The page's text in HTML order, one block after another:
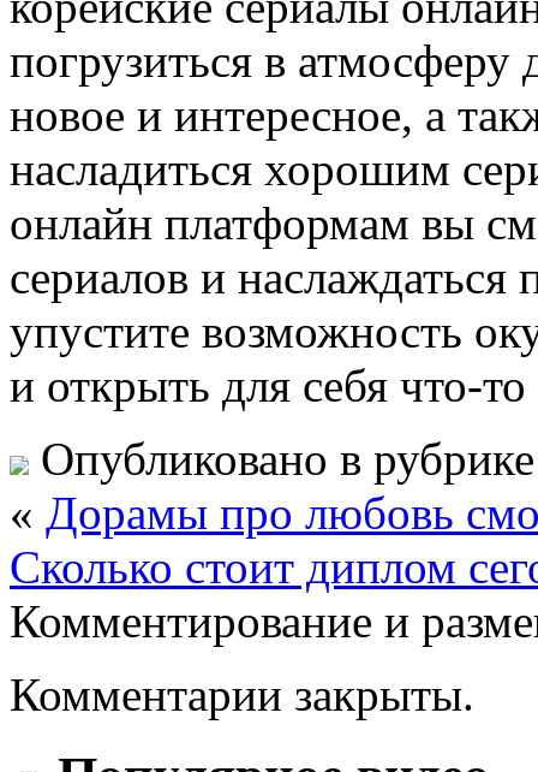
погрузиться в атмосферу
новое и интересное, а
насладиться хорошим
онлайн платформам вы
сериалов и
упустите возможность
и открыть для себя что-
Опубликовано в
« Дорамы про любовь
Сколько стоит диплом
Комментирование и
Комментарии закрыты.